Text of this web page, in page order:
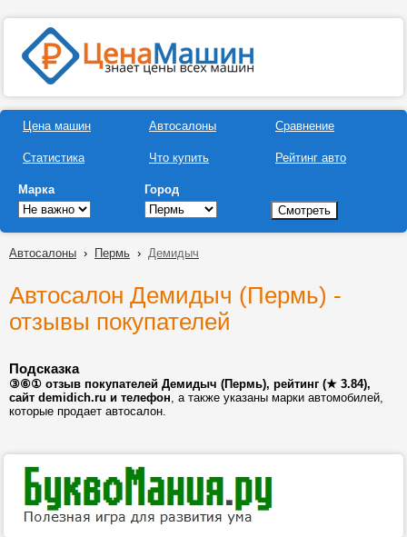
Цена машин
Статистика
Автосалоны
Что купить
Сравнение
Рейтинг авто
Марка Город
Автосалоны › Пермь › Демидыч
Автосалон Демидыч (Пермь) -
отзывы покупателей
Подсказка
③⑥① отзыв покупателей Демидыч (Пермь), рейтинг (★ 3.84),
сайт demidich.ru и телефон, а также указаны марки автомобилей,
которые продает автосалон.